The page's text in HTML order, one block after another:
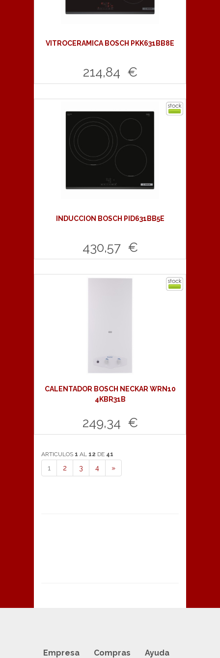
VITROCERAMICA BOSCH PKK631BB8E
214,84 €
Comprar
INDUCCION BOSCH PID631BB5E
430,57 €
Comprar
CALENTADOR BOSCH NECKAR WRN10
4KBR31B
249,34 €
Comprar
ARTICULOS 1 AL 12 DE 41
1 2 3 4 »
Empresa Compras Ayuda